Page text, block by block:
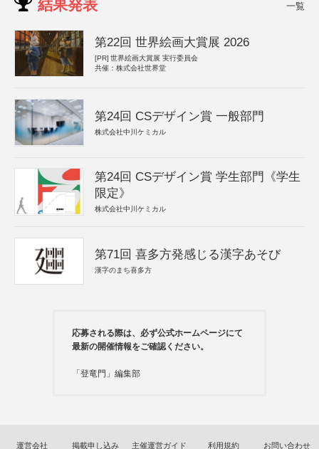
結果発表 一覧
第22回 世界絵画大賞展 2026
[PR] 世界絵画大賞展 実行委員会
共催：株式会社世界堂
第24回 CSデザイン賞 一般部門
株式会社中川ケミカル
第24回 CSデザイン賞 学生部門《学生
限定》
株式会社中川ケミカル
第71回 喜多方発感じる漢字あそび
漢字のまち喜多方
応募される際は、必ず公式ホームページにて
最新の開催情報をご確認ください。
「登竜門」編集部
運営会社 掲載申し込み 主催運営ガイド 利用規約 お問い合わせ